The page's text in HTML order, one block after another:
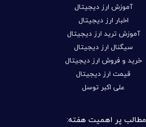
آموزش ارز دیجیتال
اخبار ارز دیجیتال
آموزش ترید ارز دیجیتال
سیگنال ارز دیجیتال
خرید و فروش ارز دیجیتال
قیمت ارز دیجیتال
علی اکبر توسل
مطالب پر اهمیت هفته: